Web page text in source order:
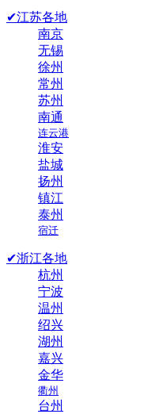
✔江苏各地
南京
无锡
徐州
常州
苏州
南通
连云港
淮安
盐城
扬州
镇江
泰州
宿迁
✔浙江各地
杭州
宁波
温州
绍兴
湖州
嘉兴
金华
衢州
台州